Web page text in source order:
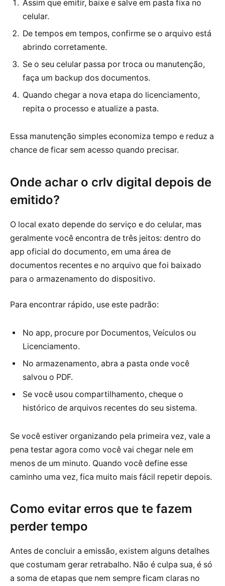
Assim que emitir, baixe e salve em pasta fixa no
celular.
De tempos em tempos, confirme se o arquivo está
abrindo corretamente.
Se o seu celular passa por troca ou manutenção,
faça um backup dos documentos.
Quando chegar a nova etapa do licenciamento,
repita o processo e atualize a pasta.
Essa manutenção simples economiza tempo e reduz a
chance de ficar sem acesso quando precisar.
Onde achar o crlv digital depois de
emitido?
O local exato depende do serviço e do celular, mas
geralmente você encontra de três jeitos: dentro do
app oficial do documento, em uma área de
documentos recentes e no arquivo que foi baixado
para o armazenamento do dispositivo.
Para encontrar rápido, use este padrão:
No app, procure por Documentos, Veículos ou
Licenciamento.
No armazenamento, abra a pasta onde você
salvou o PDF.
Se você usou compartilhamento, cheque o
histórico de arquivos recentes do seu sistema.
Se você estiver organizando pela primeira vez, vale a
pena testar agora como você vai chegar nele em
menos de um minuto. Quando você define esse
caminho uma vez, fica muito mais fácil repetir depois.
Como evitar erros que te fazem
perder tempo
Antes de concluir a emissão, existem alguns detalhes
que costumam gerar retrabalho. Não é culpa sua, é só
a soma de etapas que nem sempre ficam claras no